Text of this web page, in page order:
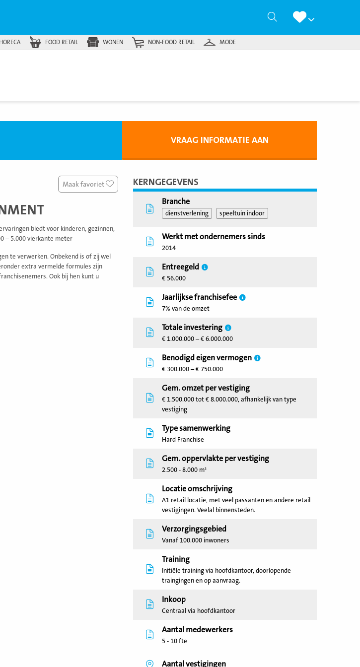
Zoeken
HORECA FOOD RETAIL WONEN NON-FOOD RETAIL MODE
VRAAG INFORMATIE AAN
Maak favoriet
biedt voor kinderen, gezinnen,
– 5.000 vierkante meter
te verwerken. Onbekend is of zij wel
extra vermelde formules zijn
Ook bij hen kunt u
KERNGEGEVENS
Branche
dienstverlening speeltuin indoor
Werkt met ondernemers sinds
2014
Entreegeld
€ 56.000
Jaarlijkse franchisefee
7% van de omzet
Totale investering
€ 1.000.000 – € 6.000.000
Benodigd eigen vermogen
€ 300.000 – € 750.000
Gem. omzet per vestiging
€ 1.500.000 tot € 8.000.000, afhankelijk van type
vestiging
Type samenwerking
Hard Franchise
Gem. oppervlakte per vestiging
2.500 - 8.000 m²
Locatie omschrijving
A1 retail locatie, met veel passanten en andere retail
vestigingen. Veelal binnensteden.
Verzorgingsgebied
Vanaf 100.000 inwoners
Training
Initiële training via hoofdkantoor, doorlopende
traingingen en op aanvraag.
Inkoop
Centraal via hoofdkantoor
Aantal medewerkers
5 - 10 fte
Aantal vestigingen